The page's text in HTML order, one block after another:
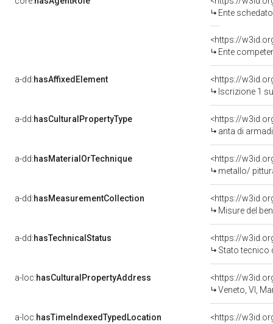
Ente
<https://
Ente competente per
a-dd:hasAffixedElement
<https://
Iscrizione 1
a-dd:hasCulturalPropertyType
<https://
anta di
a-dd:hasMaterialOrTechnique
<https://
metallo/
a-dd:hasMeasurementCollection
<https://
Misure del
a-dd:hasTechnicalStatus
<https://
Stato tecnico
a-loc:hasCulturalPropertyAddress
<https://
Veneto, VI,
a-loc:hasTimeIndexedTypedLocation <https://